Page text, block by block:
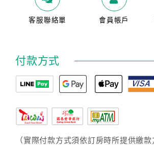
客服聯絡單 會員帳戶
付款方式
（實際付款方式須依訂房時所提供繳款